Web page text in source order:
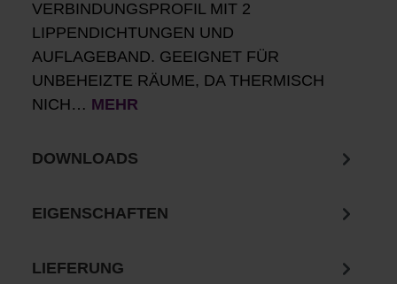
VERBINDUNGSPROFIL MIT 2
LIPPENDICHTUNGEN UND
AUFLAGEBAND. GEEIGNET FÜR
UNBEHEIZTE RÄUME, DA THERMISCH
NICH… MEHR
DOWNLOADS
EIGENSCHAFTEN
LIEFERUNG